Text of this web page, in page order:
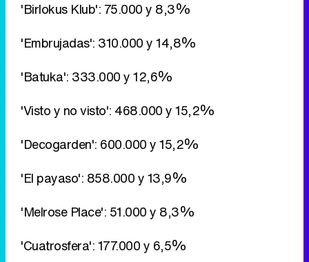
'Visto y no visto': 468.000 y 15,2%
'Decogarden': 600.000 y 15,2%
'El payaso': 858.000 y 13,9%
'Melrose Place': 51.000 y 8,3%
'Cuatrosfera': 177.000 y 6,5%
'Los conciertos de La 2': 70.000 y 7,3%
'Agrosfera': 172.000 y 9,3%
'En otras palabras': 159.000 y 6,4%